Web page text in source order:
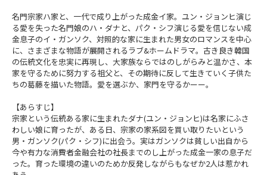
名門宗家ハ家と、一代で成り上がった成金イ家。ユン・ジョンヒ演じ
る愛を失った名門娘のハ・ダナと、パク・シフ演じる愛を信じない成
金息子のイ・ガンソク、対照的な家に生まれた男女のロマンスを中心
に、さまざまな物語が展開されるラブ&ホームドラマ。古き良き韓国
の伝統文化を忠実に再現し、大家族ならではのしがらみと温かさ、本
家を守るために努力する祖父と、その期待に反して生きていく子供た
ちの葛藤を描いた物語。愛を選ぶか、家門を守るかーー。
【あらすじ】
宗家という伝統ある家に生まれたダナ(ユン・ジョンヒ)は名家にふさ
わしい娘に育ったが、ある日、宗家の家系図を買い取りたいという
男・ガンソク(パク・シフ)に出会う。実はガンソクは貧しい出自から
今や有力な消費者金融会社の社長までのし上がった成金一家の息子だ
った。育った環境の違いのためか反発しながらもなぜか2人は惹かれ